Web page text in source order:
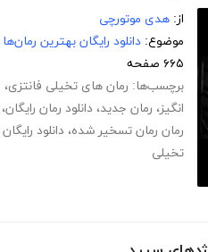
از: هدی موتورچی
موضوع: دانلود رایگان بهترین رمان‌ها
۶۶۵ صفحه
برچسب‌ها: رمان های تخیلی فانتزی،
انگیز، رمان جدید، دانلود رمان رایگان
رمان رمان تسخیر شده، دانلود
تخیلی